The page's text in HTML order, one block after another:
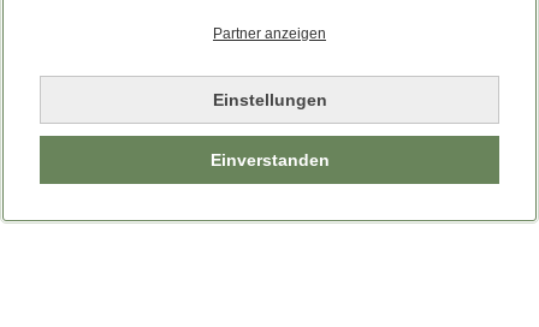
Partner anzeigen
Einstellungen
Einverstanden